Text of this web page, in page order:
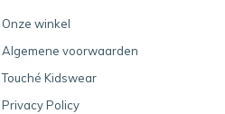
Onze winkel
Algemene voorwaarden
Touché Kidswear
Privacy Policy